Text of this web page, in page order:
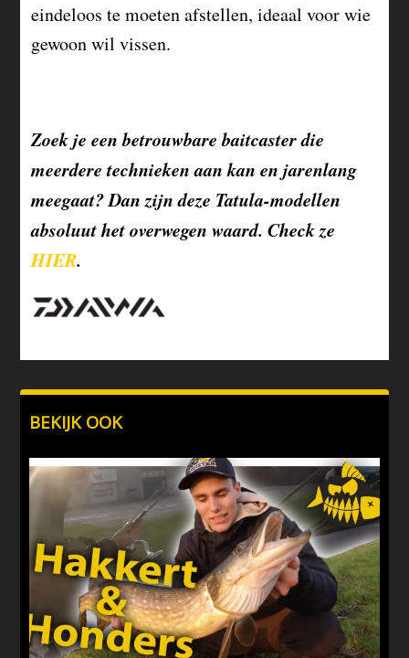
eindeloos te moeten afstellen, ideaal voor wie
gewoon wil vissen.
Zoek je een betrouwbare baitcaster die
meerdere technieken aan kan en jarenlang
meegaat? Dan zijn deze Tatula-modellen
absoluut het overwegen waard. Check ze
HIER.
BEKIJK OOK